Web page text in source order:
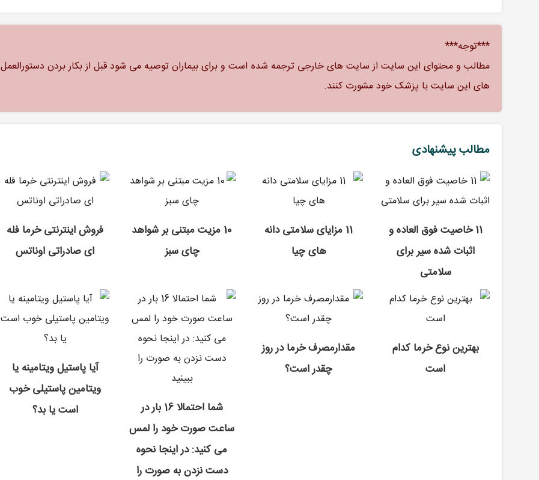
***توجه***
مطالب و محتوای این سایت از سایت های خارجی ترجمه شده است و برای بیماران توصیه می شود قبل از بکار بردن دستورالعمل
های این سایت با پزشک خود مشورت کنند.
مطالب پیشنهادی
11 خاصیت فوق العاده و
اثبات شده سیر برای
سلامتی
11 مزایای سلامتی دانه
های چیا
10 مزیت مبتنی بر شواهد
چای سبز
فروش اینترنتی خرما فله
ای صادراتی اوناتس
بهترین نوع خرما کدام
است
مقدارمصرف خرما در روز
چقدر است؟
شما احتمالا 16 بار در
ساعت صورت خود را لمس
می کنید: در اینجا نحوه
دست نزدن به صورت را
آیا پاستیل ویتامینه یا
ویتامین پاستیلی خوب
است یا بد؟